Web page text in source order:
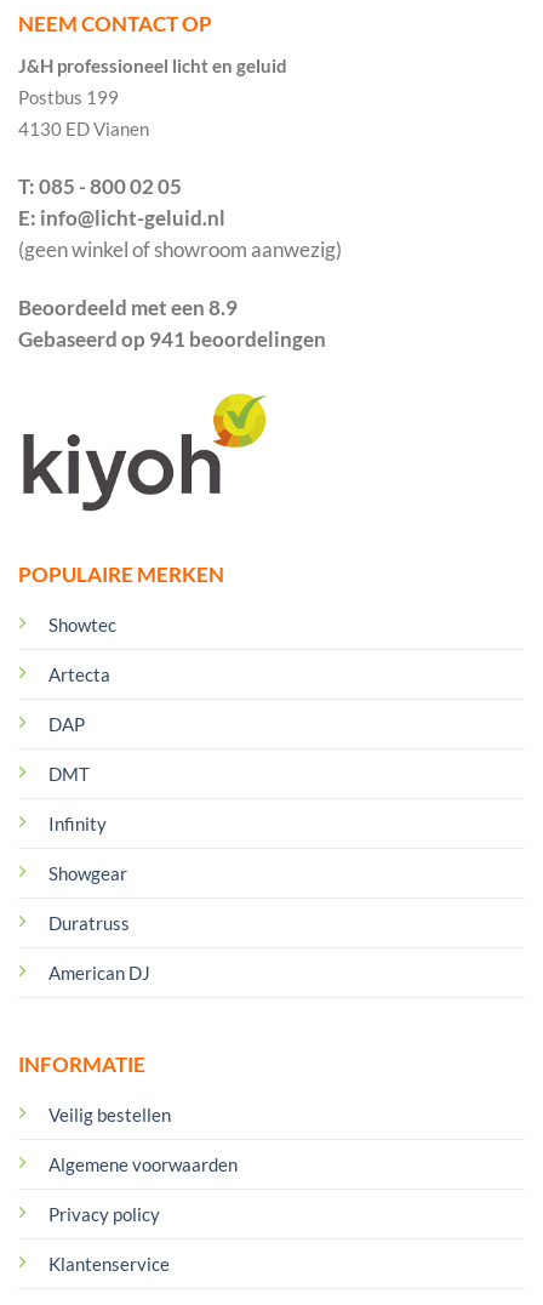
POPULAIRE MERKEN
Showtec
Artecta
DAP
DMT
Infinity
Showgear
Duratruss
American DJ
INFORMATIE
Veilig bestellen
Algemene voorwaarden
Privacy policy
Klantenservice
NEEM CONTACT OP
J&H professioneel licht en geluid
Postbus 199
4130 ED Vianen
T: 085 - 800 02 05
E: info@licht-geluid.nl
(geen winkel of showroom aanwezig)
Beoordeeld met een 8.9
Gebaseerd op 941 beoordelingen